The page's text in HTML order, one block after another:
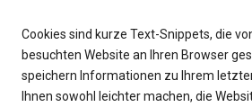
Cookies sind kurze Text-Snippets, die
besuchten Website an Ihren Browser
speichern Informationen zu Ihrem
Ihnen sowohl leichter machen, die